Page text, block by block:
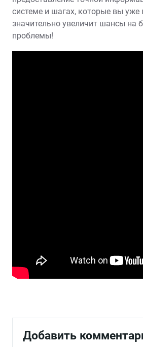
системе и шагах, которые вы уже
значительно увеличит шансы на
проблемы!
Добавить